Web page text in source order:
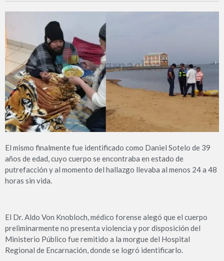
El mismo finalmente fue identificado como Daniel Sotelo de 39
años de edad, cuyo cuerpo se encontraba en estado de
putrefacción y al momento del hallazgo llevaba al menos 24 a 48
horas sin vida.
El Dr. Aldo Von Knobloch, médico forense alegó que el cuerpo
preliminarmente no presenta violencia y por disposición del
Ministerio Público fue remitido a la morgue del Hospital
Regional de Encarnación, donde se logró identificarlo.